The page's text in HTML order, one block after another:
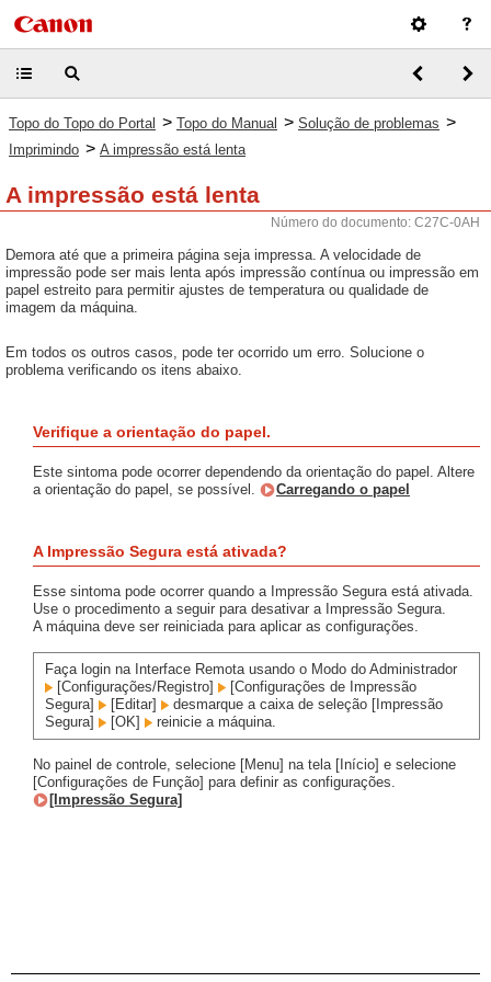
Topo do Topo do Portal > Topo do Manual > Solução de problemas >
Imprimindo > A impressão está lenta
A impressão está lenta
Número do documento: C27C-0AH
Demora até que a primeira página seja impressa. A velocidade de
impressão pode ser mais lenta após impressão contínua ou impressão em
papel estreito para permitir ajustes de temperatura ou qualidade de
imagem da máquina.
Em todos os outros casos, pode ter ocorrido um erro. Solucione o
problema verificando os itens abaixo.
Verifique a orientação do papel.
Este sintoma pode ocorrer dependendo da orientação do papel. Altere
a orientação do papel, se possível.
Carregando o papel
A Impressão Segura está ativada?
Esse sintoma pode ocorrer quando a Impressão Segura está ativada.
Use o procedimento a seguir para desativar a Impressão Segura.
A máquina deve ser reiniciada para aplicar as configurações.
Faça login na Interface Remota usando o Modo do Administrador
[Configurações/Registro]
[Configurações de Impressão
Segura]
[Editar]
desmarque a caixa de seleção [Impressão
Segura]
[OK] reinicie a máquina.
No painel de controle, selecione [Menu] na tela [Início] e selecione
[Configurações de Função] para definir as configurações.
[Impressão Segura]